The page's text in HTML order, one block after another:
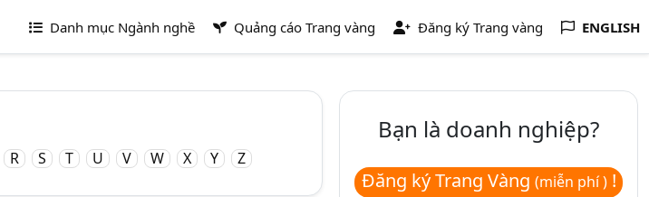
Danh mục Ngành nghề Quảng cáo Trang vàng Đăng ký Trang vàng ENGLISH
R S T U V W X Y Z
Bạn là doanh nghiệp?
Đăng ký Trang Vàng (miễn phí )!